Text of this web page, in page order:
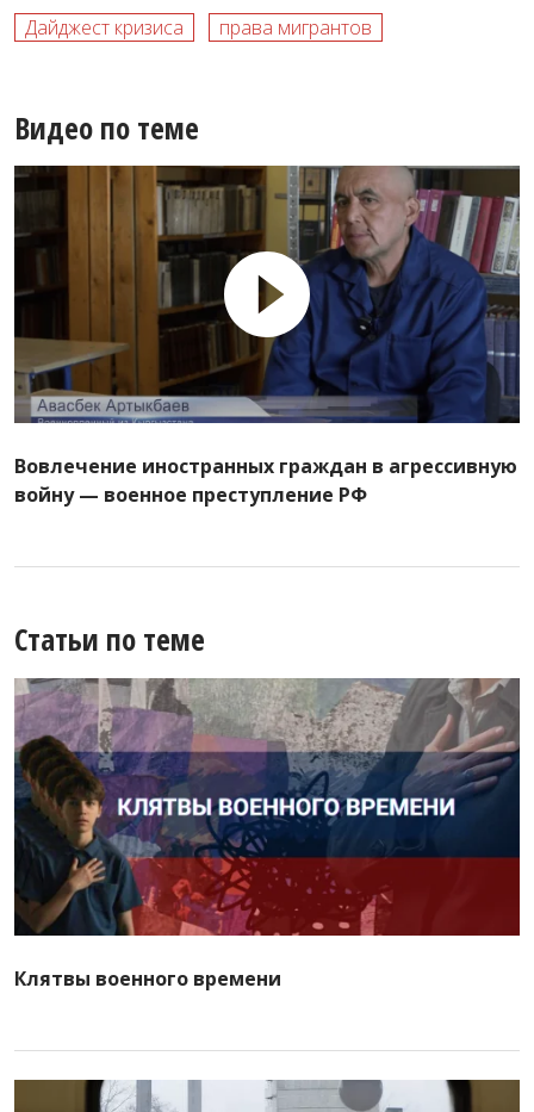
Дайджест кризиса права мигрантов
Видео по теме
Вовлечение иностранных граждан в агрессивную
войну — военное преступление РФ
Статьи по теме
Клятвы военного времени